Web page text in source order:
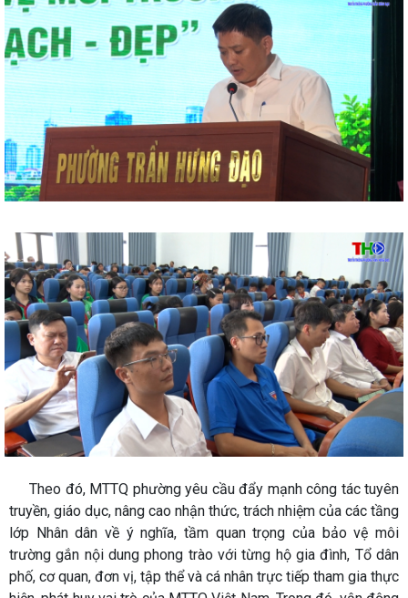
Theo đó, MTTQ phường yêu cầu đẩy mạnh công tác tuyên
truyền, giáo dục, nâng cao nhận thức, trách nhiệm của các tầng
lớp Nhân dân về ý nghĩa, tầm quan trọng của bảo vệ môi
trường gắn nội dung phong trào với từng hộ gia đình, Tổ dân
phố, cơ quan, đơn vị, tập thể và cá nhân trực tiếp tham gia thực